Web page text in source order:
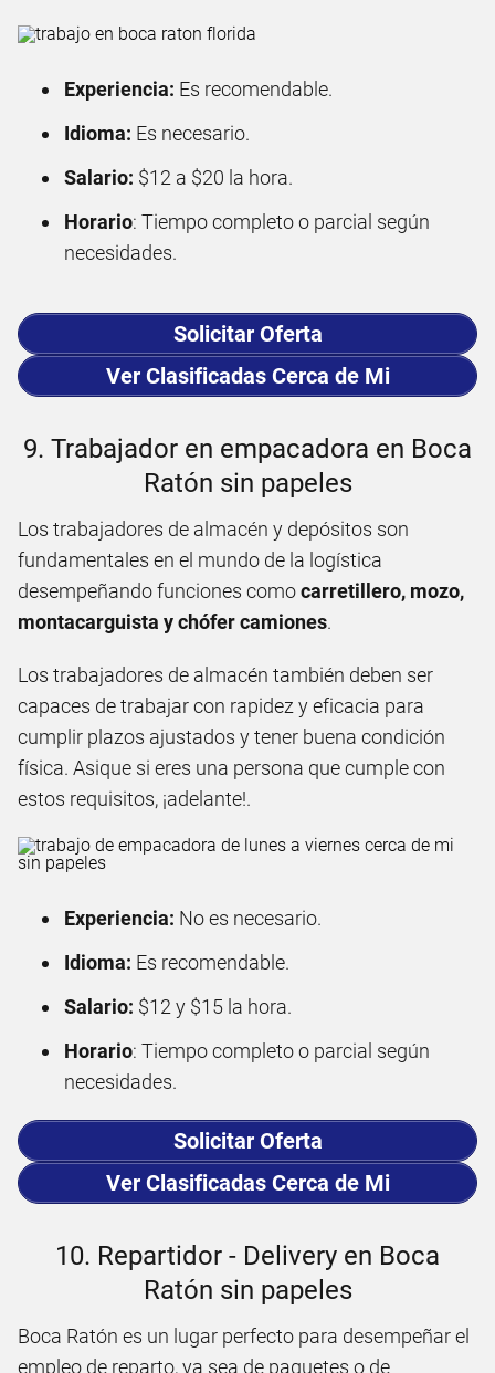
Experiencia: Es recomendable.
Idioma: Es necesario.
Salario: $12 a $20 la hora.
Horario: Tiempo completo o parcial según
necesidades.
Solicitar Oferta
Ver Clasificadas Cerca de Mi
9. Trabajador en empacadora en Boca
Ratón sin papeles
Los trabajadores de almacén y depósitos son
fundamentales en el mundo de la logística
desempeñando funciones comocarretillero, mozo,
montacarguista y chófer camiones.
Los trabajadores de almacén también deben ser
capaces de trabajar con rapidez y eficacia para
cumplir plazos ajustados y tener buena condición
física. Asique si eres una persona que cumple con
estos requisitos, ¡adelante!.
Experiencia: No es necesario.
Idioma: Es recomendable.
Salario: $12 y $15 la hora.
Horario: Tiempo completo o parcial según
necesidades.
Solicitar Oferta
Ver Clasificadas Cerca de Mi
10. Repartidor - Delivery en Boca
Ratón sin papeles
Boca Ratón es un lugar perfecto para desempeñar el
empleo de reparto, ya sea de paquetes o de